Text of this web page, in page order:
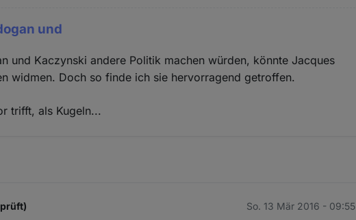
und
und Kaczynski andere Politik machen würden, könnte Jacques
widmen. Doch so finde ich sie hervorragend getroffen.
trifft, als Kugeln...
So. 13 Mär 2016 - 09:55